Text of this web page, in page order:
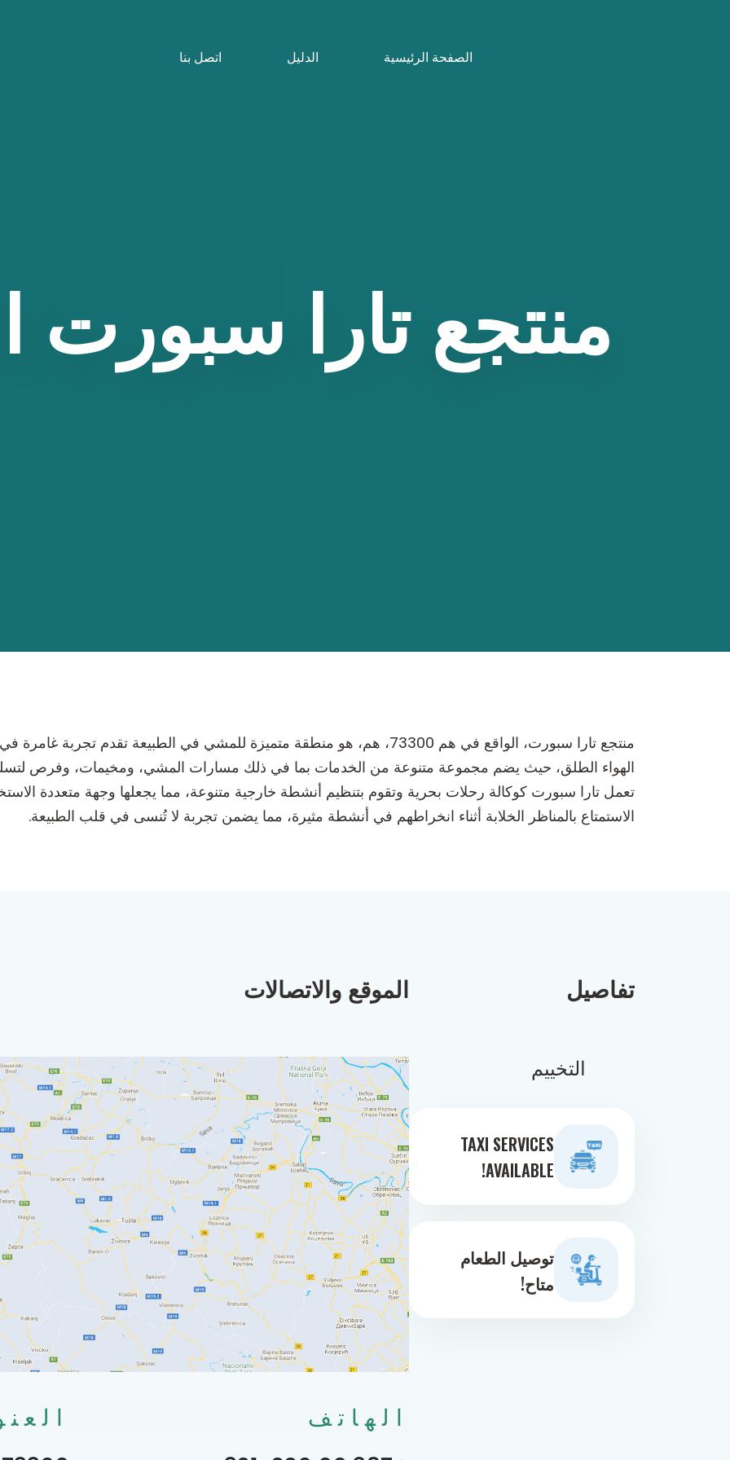
الصفحة الرئيسية الدليل اتصل بنا
منتجع تارا سبورت
منتجع تارا سبورت، الواقع في هم 73300، هم، هو منطقة متميزة للمشي في الطبيعة تقدم
الهواء الطلق، حيث يضم مجموعة متنوعة من الخدمات بما في ذلك مسارات المشي، ومخيمات، وفرص
تعمل تارا سبورت كوكالة رحلات بحرية وتقوم بتنظيم أنشطة خارجية متنوعة، مما يجعلها وجهة متعددة
الاستمتاع بالمناظر الخلابة أثناء انخراطهم في أنشطة مثيرة، مما يضمن تجربة لا تُنسى في قلب الطبيعة.
تفاصيل
التخييم
TAXI SERVICES
AVAILABLE!
توصيل الطعام
متاح!
الموقع والاتصالات
الهاتف